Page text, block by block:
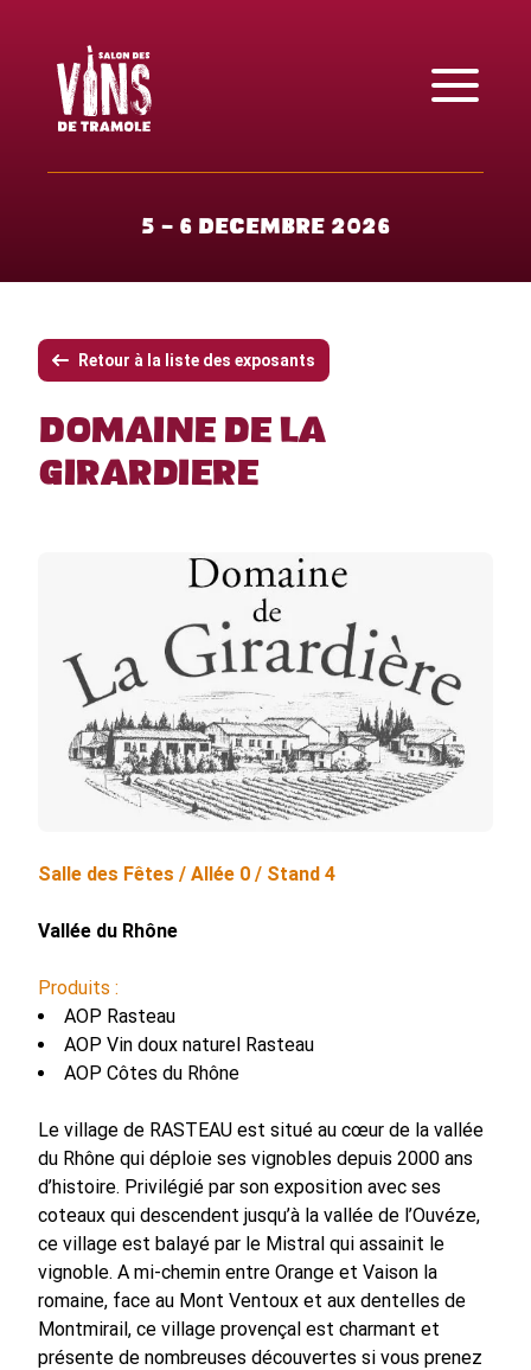
5 - 6 décembre 2026
Retour à la liste des exposants
Domaine de la
Girardière
Salle des Fêtes / Allée 0 / Stand 4
Vallée du Rhône
Produits :
AOP Rasteau
AOP Vin doux naturel Rasteau
AOP Côtes du Rhône
Le village de RASTEAU est situé au cœur de la vallée
du Rhône qui déploie ses vignobles depuis 2000 ans
d’histoire. Privilégié par son exposition avec ses
coteaux qui descendent jusqu’à la vallée de l’Ouvéze,
ce village est balayé par le Mistral qui assainit le
vignoble. A mi-chemin entre Orange et Vaison la
romaine, face au Mont Ventoux et aux dentelles de
Montmirail, ce village provençal est charmant et
présente de nombreuses découvertes si vous prenez